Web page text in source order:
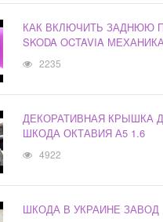
КАК ВКЛЮЧИТЬ ЗАДНЮЮ
SKODA OCTAVIA
2235
ДЕКОРАТИВНАЯ КРЫШКА
ШКОДА ОКТАВИЯ А5 1.6
4922
ШКОДА В УКРАИНЕ ЗАВОД